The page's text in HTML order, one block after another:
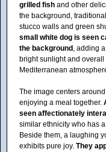
grilled fish and other
the background,
stucco walls and green
small white dog is seen
the background , adding
bright sunlight and
Mediterranean
The image centers
enjoying a meal together.
seen affectionately
similar ethnicity who has
Beside them, a laughing
exhibits pure joy. They